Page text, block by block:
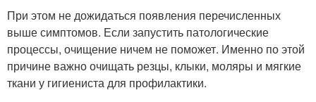
При этом не дожидаться появления перечисленных
выше симптомов. Если запустить патологические
процессы, очищение ничем не поможет. Именно по этой
причине важно очищать резцы, клыки, моляры и мягкие
ткани у гигиениста для профилактики.